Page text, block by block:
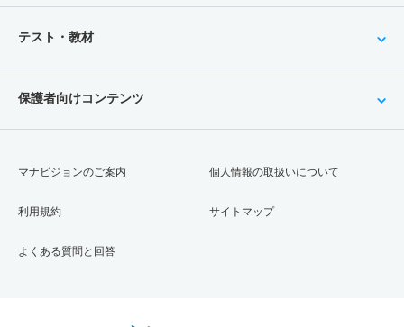
テスト・教材
保護者向けコンテンツ
マナビジョンのご案内
利用規約
よくある質問と回答
個人情報の取扱いについて
サイトマップ